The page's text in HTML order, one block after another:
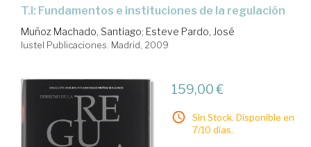
T.I: Fundamentos e instituciones de la regulación
Muñoz Machado, Santiago; Esteve Pardo, José
Iustel Publicaciones. Madrid, 2009
159,00 €
Sin Stock. Disponible en
7/10 días.